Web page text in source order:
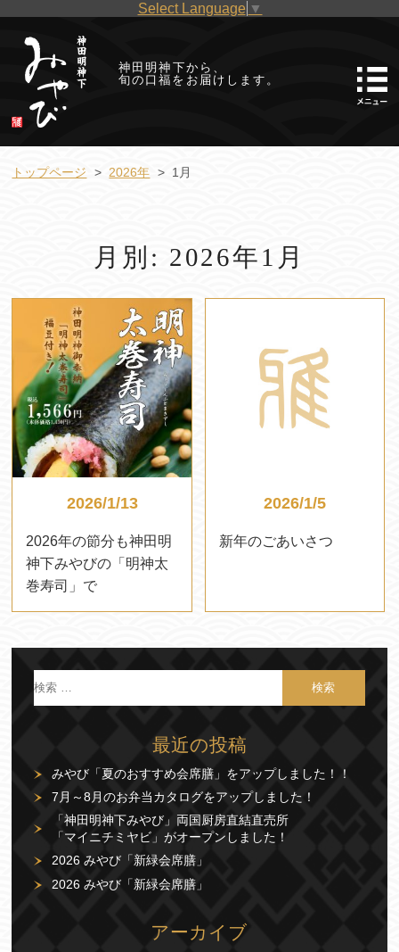
Select Language ▼
神田明神下から、
旬の口福をお届けします。
トップページ 2026年 1月
月別: 2026年1月
2026/1/13
2026年の節分も神田明
神下みやびの「明神太
巻寿司」で
2026/1/5
新年のごあいさつ
最近の投稿
みやび「夏のおすすめ会席膳」をアップしました！！
7月～8月のお弁当カタログをアップしました！
「神田明神下みやび」両国厨房直結直売所
「マイニチミヤビ」がオープンしました！
2026 みやび「新緑会席膳」
2026 みやび「新緑会席膳」
アーカイブ